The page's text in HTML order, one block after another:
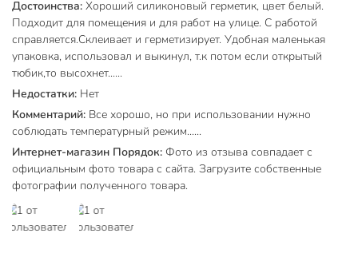
Назначение
для швов
для душевых
кабин
для ванны
Особенности
морозостойкий
эластичный
Тип работ
Достоинства: Хороший силиконовый герметик, цвет белый.
Подходит для помещения и для работ на улице. С работой
справляется.Склеивает и герметизирует. Удобная маленькая
упаковка, использовал и выкинул, т.к потом если открытый
тюбик,то высохнет......
Недостатки: Нет
Комментарий: Все хорошо, но при использовании нужно
соблюдать температурный режим......
Интернет-магазин Порядок: Фото из отзыва совпадает с
официальным фото товара с сайта. Загрузите собственные
фотографии полученного товара.